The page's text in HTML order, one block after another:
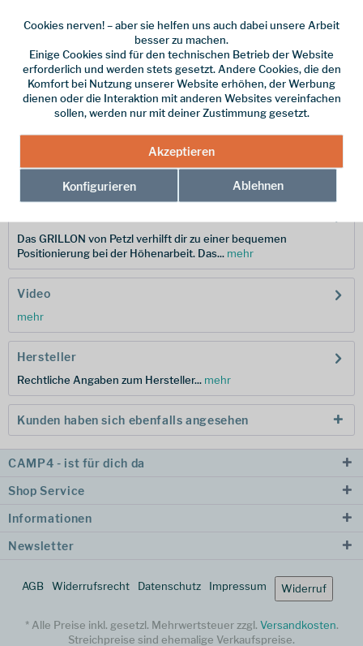
Online bestellen Ladenabholung
vorrätig | Lieferzeit 1-3 Werktage
In denWarenkorb
Hersteller-Nr.: L052AA02
Das GRILLON von Petzl verhilft dir zu einer bequemen
Positionierung bei der Höhenarbeit. Das... mehr
Video
mehr
Hersteller
Rechtliche Angaben zum Hersteller... mehr
Kunden haben sich ebenfalls angesehen
CAMP4 - ist für dich da
Shop Service
Informationen
Newsletter
AGB Widerrufsrecht Datenschutz Impressum Widerruf
* Alle Preise inkl. gesetzl. Mehrwertsteuer zzgl. Versandkosten.
Streichpreise sind ehemalige Verkaufspreise.
Cookies nerven! – aber sie helfen uns auch dabei unsere Arbeit
besser zu machen.
Einige Cookies sind für den technischen Betrieb der Website
erforderlich und werden stets gesetzt. Andere Cookies, die den
Komfort bei Nutzung unserer Website erhöhen, der Werbung
dienen oder die Interaktion mit anderen Websites vereinfachen
sollen, werden nur mit deiner Zustimmung gesetzt.
Akzeptieren
Konfigurieren Ablehnen